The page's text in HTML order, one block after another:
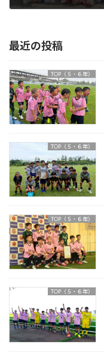
最近の投稿
TOP（５・６年）
TOP（５・６年）
TOP（５・６年）
TOP（５・６年）